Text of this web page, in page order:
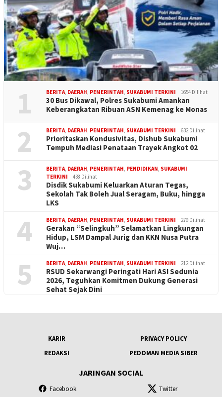
1 BERITA, DAERAH, PEMERINTAH, SUKABUMI TERKINI 1654 Dilihat
30 Bus Dikawal, Polres Sukabumi Amankan
Keberangkatan Ribuan ASN Kemenag ke Monas
2 BERITA, DAERAH, PEMERINTAH, SUKABUMI TERKINI 632 Dilihat
Prioritaskan Kondusivitas, Dishub Sukabumi
Tempuh Mediasi Penataan Trayek Angkot 02
3 BERITA, DAERAH, PEMERINTAH, PENDIDIKAN, SUKABUMI
TERKINI
438 Dilihat
Disdik Sukabumi Keluarkan Aturan Tegas,
Sekolah Tak Boleh Jual Seragam, Buku, hingga
LKS
4 BERITA, DAERAH, PEMERINTAH, SUKABUMI TERKINI 279 Dilihat
Gerakan “Selingkuh” Selamatkan Lingkungan
Hidup, LSM Dampal Jurig dan KKN Nusa Putra
Wuj…
5 BERITA, DAERAH, PEMERINTAH, SUKABUMI TERKINI 212 Dilihat
RSUD Sekarwangi Peringati Hari ASI Sedunia
2026, Teguhkan Komitmen Dukung Generasi
Sehat Sejak Dini
KARIR
PRIVACY POLICY
REDAKSI
PEDOMAN MEDIA SIBER
JARINGAN SOCIAL
Facebook Twitter